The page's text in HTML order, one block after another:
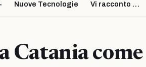
Nuove Tecnologie Vi racconto …
Catania